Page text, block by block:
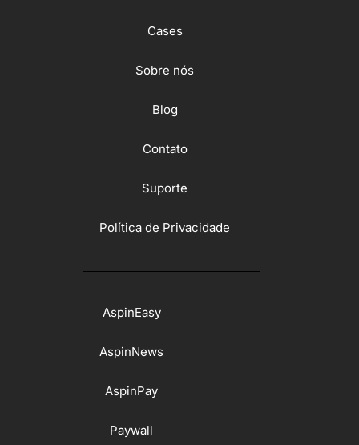
Cases
Sobre nós
Blog
Contato
Suporte
Política de Privacidade
AspinEasy
AspinNews
AspinPay
Paywall